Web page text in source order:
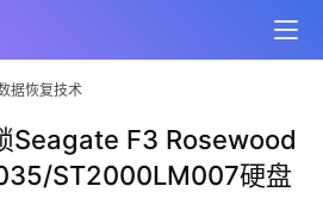
据恢复技术
Seagate F3 Rosewood
ST2000LM007硬盘